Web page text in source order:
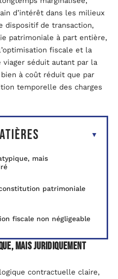
d’intérêt dans les milieux
dispositif de transaction,
patrimoniale à part entière,
fiscale et la
séduit autant par la
à coût réduit que par
temporelle des charges
mais
patrimoniale
fiscale non négligeable
mais juridiquement
contractuelle claire,